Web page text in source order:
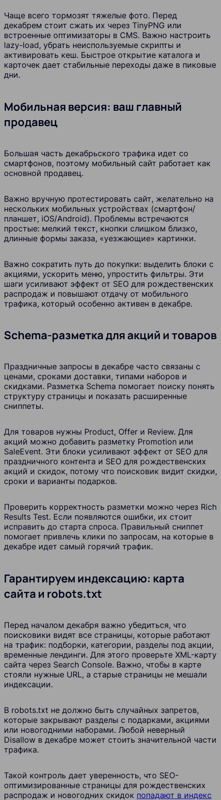
Чаще всего тормозят тяжелые фото. Перед
декабрем стоит сжать их через TinyPNG или
встроенные оптимизаторы в CMS. Важно настроить
lazy-load, убрать неиспользуемые скрипты и
активировать кеш. Быстрое открытие каталога и
карточек дает стабильные переходы даже в пиковые
дни.
Мобильная версия: ваш главный
продавец
Большая часть декабрьского трафика идет со
смартфонов, поэтому мобильный сайт работает как
основной продавец.
Важно вручную протестировать сайт, желательно на
нескольких мобильных устройствах (смартфон/
планшет, iOS/Android). Проблемы встречаются
простые: мелкий текст, кнопки слишком близко,
длинные формы заказа, «уезжающие» картинки.
Важно сократить путь до покупки: выделить блоки с
акциями, ускорить меню, упростить фильтры. Эти
шаги усиливают эффект от SEO для рождественских
распродаж и повышают отдачу от мобильного
трафика, который особенно активен в декабре.
Schema-разметка для акций и товаров
Праздничные запросы в декабре часто связаны с
ценами, сроками доставки, типами наборов и
скидками. Разметка Schema помогает поиску понять
структуру страницы и показать расширенные
сниппеты.
Для товаров нужны Product, Offer и Review. Для
акций можно добавить разметку Promotion или
SaleEvent. Эти блоки усиливают эффект от SEO для
праздничного контента и SEO для рождественских
акций и скидок, потому что поисковик видит скидки,
сроки и варианты подарков.
Проверить корректность разметки можно через Rich
Results Test. Если появляются ошибки, их стоит
исправить до старта спроса. Правильный сниппет
помогает привлечь клики по запросам, на которые в
декабре идет самый горячий трафик.
Гарантируем индексацию: карта
сайта и robots.txt
Перед началом декабря важно убедиться, что
поисковики видят все страницы, которые работают
на трафик: подборки, категории, разделы под акции,
временные лендинги. Для этого проверьте XML-карту
сайта через Search Console. Важно, чтобы в карте
стояли нужные URL, а старые страницы не мешали
индексации.
В robots.txt не должно быть случайных запретов,
которые закрывают разделы с подарками, акциями
или новогодними наборами. Любой неверный
Disallow в декабре может стоить значительной части
трафика.
Такой контроль дает уверенность, что SEO-
оптимизированные страницы для рождественских
распродаж и новогодних скидок попадают в индекс